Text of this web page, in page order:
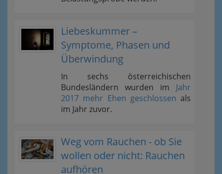
Liebeskummer –
Symptome, Phasen und
Überwindung
In sechs österreichischen
Bundesländern wurden im Jahr
2017 mehr Ehen geschlossen als
im Jahr zuvor.
Weg vom Rauchen - ob Sie
wollen oder nicht: Rauchen
aufhören